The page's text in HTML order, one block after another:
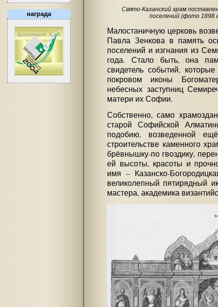
награда
Свято-Казанский храм
поселений (фото 1898
Малостаничную церковь
Павла Зенкова в память
поселений и изгнания из
года. Стало быть, она
свидетель событий,
покровом иконы
небесных заступниц
матери их Софии.
Собственно, само
старой Софийской
подобию, возведенной
строительстве каменного
брёвнышку-по гвоздику,
ей высоты, красоты и
имя – Казанско-
великолепный пятирядный
мастера, академика